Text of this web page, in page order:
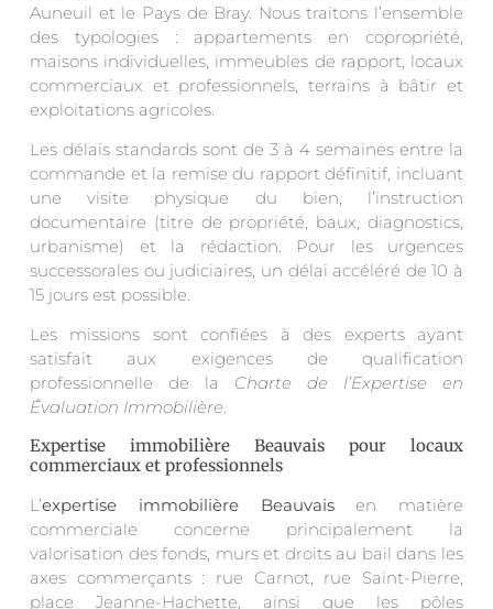
Auneuil et le Pays de Bray. Nous traitons l’ensemble
des typologies : appartements en copropriété,
maisons individuelles, immeubles de rapport, locaux
commerciaux et professionnels, terrains à bâtir et
exploitations agricoles.
Les délais standards sont de 3 à 4 semaines entre la
commande et la remise du rapport définitif, incluant
une visite physique du bien, l’instruction
documentaire (titre de propriété, baux, diagnostics,
urbanisme) et la rédaction. Pour les urgences
successorales ou judiciaires, un délai accéléré de 10 à
15 jours est possible.
Les missions sont confiées à des experts ayant
satisfait aux exigences de qualification
professionnelle de la Charte de l’Expertise en
Évaluation Immobilière.
Expertise immobilière Beauvais pour locaux
commerciaux et professionnels
L’expertise immobilière Beauvaisen matière
commerciale concerne principalement la
valorisation des fonds, murs et droits au bail dans les
axes commerçants : rue Carnot, rue Saint-Pierre,
place Jeanne-Hachette, ainsi que les pôles